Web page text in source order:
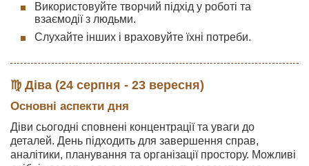
Використовуйте творчий підхід у роботі та
взаємодії з людьми.
Слухайте інших і враховуйте їхні потреби.
♍ Діва (24 серпня - 23 вересня)
Основні аспекти дня
Діви сьогодні сповнені концентрації та уваги до
деталей. День підходить для завершення справ,
аналітики, планування та організації простору. Можливі